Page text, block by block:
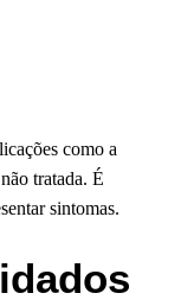
como a
tratada. É
sintomas.